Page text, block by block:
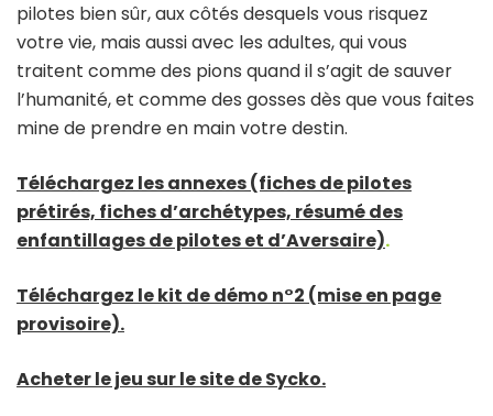
pilotes bien sûr, aux côtés desquels vous risquez
votre vie, mais aussi avec les adultes, qui vous
traitent comme des pions quand il s’agit de sauver
l’humanité, et comme des gosses dès que vous faites
mine de prendre en main votre destin.
Téléchargez les annexes (fiches de pilotes
prétirés, fiches d’archétypes, résumé des
enfantillages de pilotes et d’Aversaire).
Téléchargez le kit de démo n°2 (mise en page
provisoire).
Acheter le jeu sur le site de Sycko.